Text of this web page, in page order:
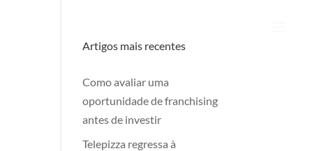
Artigos mais recentes
Como avaliar uma
oportunidade de franchising
antes de investir
Telepizza regressa à